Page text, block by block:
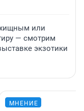
или
— смотрим
экзотики
МНЕНИЕ